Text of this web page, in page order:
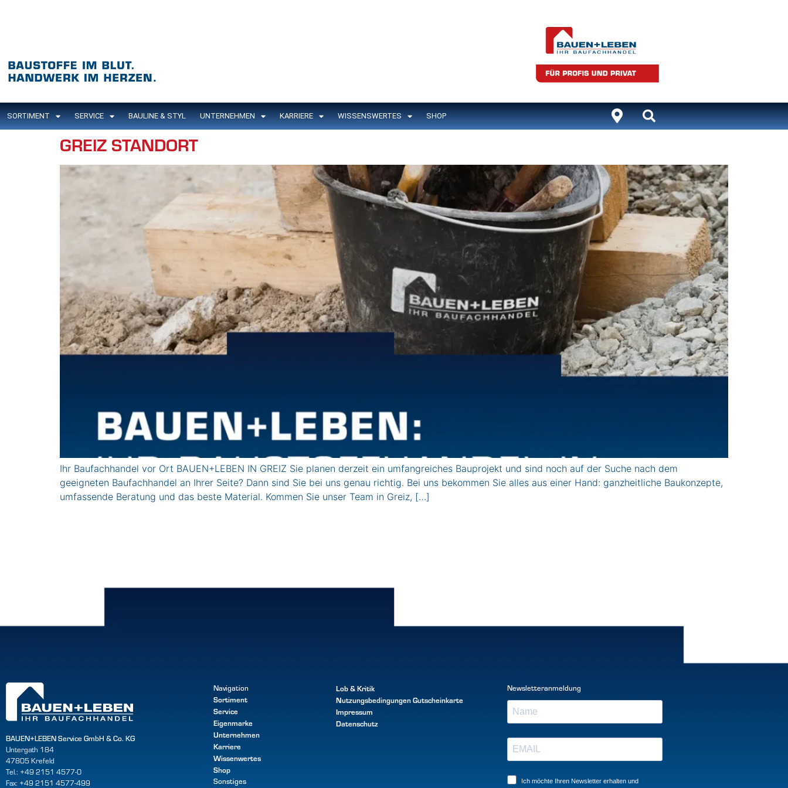
SORTIMENT SERVICE BAULINE & STYL UNTERNEHMEN KARRIERE WISSENSWERTES SHOP
GREIZ STANDORT
Ihr Baufachhandel vor Ort BAUEN+LEBEN IN GREIZ Sie planen derzeit ein umfangreiches Bauprojekt und sind noch auf der Suche nach dem
geeigneten Baufachhandel an Ihrer Seite? Dann sind Sie bei uns genau richtig. Bei uns bekommen Sie alles aus einer Hand: ganzheitliche Baukonzepte,
umfassende Beratung und das beste Material. Kommen Sie unser Team in Greiz, […]
BAUEN+LEBEN Service GmbH & Co. KG
Untergath 184
47805 Krefeld
Tel.: +49 2151 4577-0
Fax: +49 2151 4577-499
Navigation
Sortiment
Service
Eigenmarke
Unternehmen
Karriere
Wissenwertes
Shop
Sonstiges
Lob & Kritik
NutzungsbedingungenGutscheinkarte
Impressum
Datenschutz
Newsletteranmeldung
Ich möchte Ihren Newsletter erhalten und